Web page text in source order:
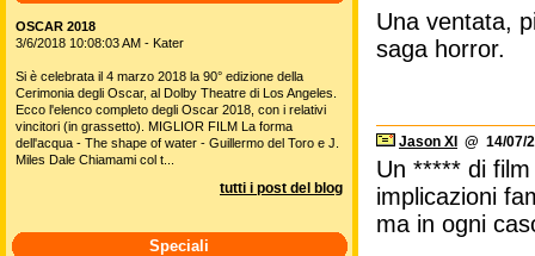
Una ventata,
saga horror.
Jason XI @ 14/07/
Un ***** di
implicazioni
ma in ogni
OSCAR 2018
3/6/2018 10:08:03 AM - Kater
Si è celebrata il 4 marzo 2018 la 90° edizione della
Cerimonia degli Oscar, al Dolby Theatre di Los Angeles.
Ecco l'elenco completo degli Oscar 2018, con i relativi
vincitori (in grassetto). MIGLIOR FILM La forma
dell'acqua - The shape of water - Guillermo del Toro e J.
Miles Dale Chiamami col t...
tutti i post del blog
Speciali